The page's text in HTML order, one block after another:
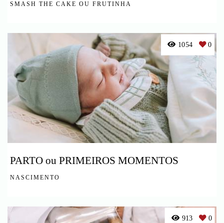
SMASH THE CAKE OU FRUTINHA
PARTO ou PRIMEIROS MOMENTOS
NASCIMENTO
1054 0
913 0